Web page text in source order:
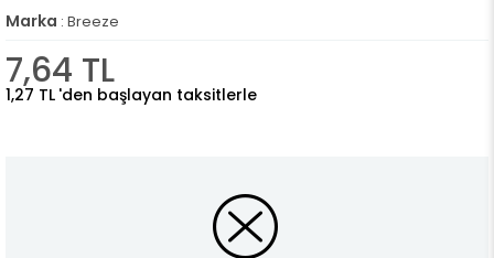
Marka : Breeze
7,64 TL
1,27 TL 'den başlayan taksitlerle